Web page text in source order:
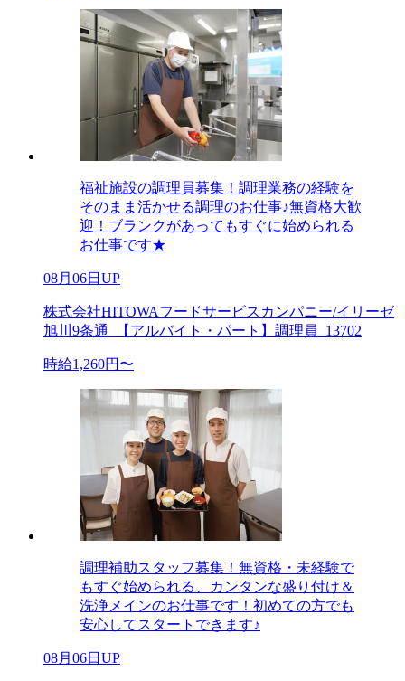
福祉施設の調理員募集！調理業務の経験を
そのまま活かせる調理のお仕事♪無資格大歓
迎！ブランクがあってもすぐに始められる
お仕事です★
08月06日UP
株式会社HITOWAフードサービスカンパニー/イリーゼ
旭川9条通_【アルバイト・パート】調理員_13702
時給1,260円〜
調理補助スタッフ募集！無資格・未経験で
もすぐ始められる、カンタンな盛り付け＆
洗浄メインのお仕事です！初めての方でも
安心してスタートできます♪
08月06日UP